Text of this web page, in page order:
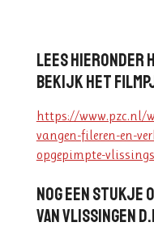
Lees hieronder
bekijk het
https://www.pzc.nl/
vangen-fileren-en-
opgepimpte-
Nog een stukje
van Vlissingen